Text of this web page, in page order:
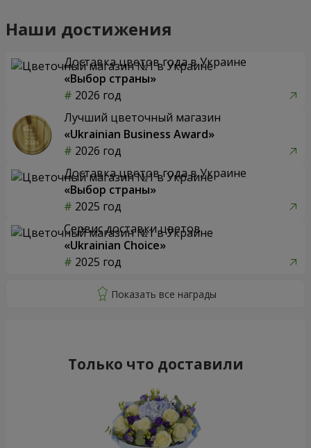
Наши достижения
Доставка цветов года в Украине
«Выбор страны»
2026 год
Лучший цветочный магазин
«Ukrainian Business Award»
2026 год
Доставка цветов года в Украине
«Выбор страны»
2025 год
Сервис доставки цветов
«Ukrainian Choice»
2025 год
Только что доставили